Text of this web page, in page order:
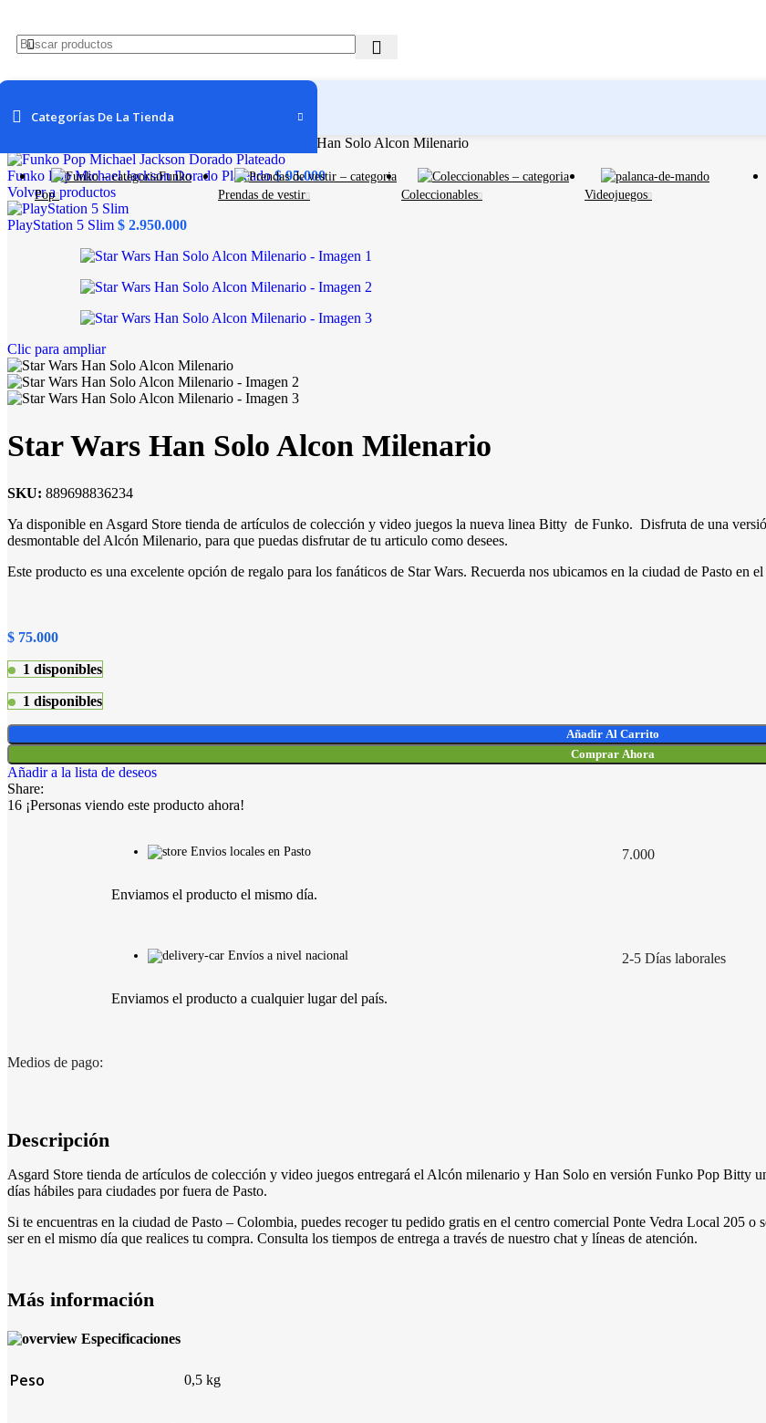
Categorías De La Tienda
Funko
Pop
Prendas de vestir Coleccionables Videojuegos
Star Wars Han Solo Alcon Milenario
Funko Pop Michael Jackson Dorado Plateado$95.000
Volver a productos
PlayStation 5 Slim $ 2.950.000
Clic para ampliar
Star Wars Han Solo Alcon Milenario
SKU: 889698836234
Ya disponible en Asgard Store tienda de artículos de colección y video juegos la nueva linea Bitty de Funko. Disfruta de una
desmontable del Alcón Milenario, para que puedas disfrutar de tu articulo como desees.
Este producto es una excelente opción de regalo para los fanáticos de Star Wars. Recuerda nos ubicamos en la ciudad de Pasto
$ 75.000
1 disponibles
1 disponibles
Añadir Al Carrito
Comprar Ahora
Añadir a la lista de deseos
Share:
16 ¡Personas viendo este producto ahora!
Envios locales en Pasto
Enviamos el producto el mismo día.
7.000
Envíos a nivel nacional
Enviamos el producto a cualquier lugar del país.
2-5 Días laborales
Medios de pago:
Descripción
Asgard Store tienda de artículos de colección y video juegos entregará el Alcón milenario y Han Solo en versión Funko Pop Bitty
días hábiles para ciudades por fuera de Pasto.
Si te encuentras en la ciudad de Pasto – Colombia, puedes recoger tu pedido gratis en el centro comercial Ponte Vedra Local 205
ser en el mismo día que realices tu compra. Consulta los tiempos de entrega a través de nuestro chat y líneas de atención.
Más información
Especificaciones
Peso 0,5 kg